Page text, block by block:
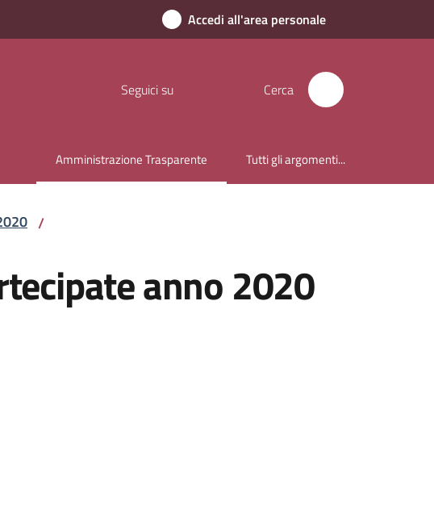
Accedi all'area personale
Seguici su Cerca
Amministrazione Trasparente
Menu selezionato Tutti gli argomenti...
/
anno 2020